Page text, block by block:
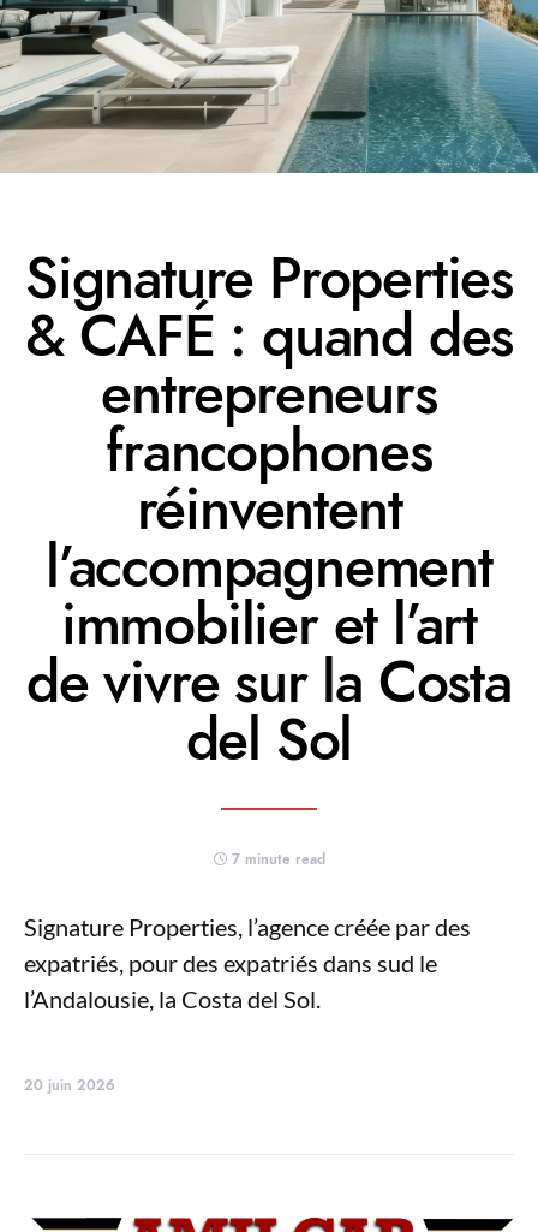
Signature Properties
& CAFÉ : quand des
entrepreneurs
francophones
réinventent
l’accompagnement
immobilier et l’art
de vivre sur la Costa
del Sol
7 minute read
Signature Properties, l’agence créée par des
expatriés, pour des expatriés dans sud le
l’Andalousie, la Costa del Sol.
20 juin 2026